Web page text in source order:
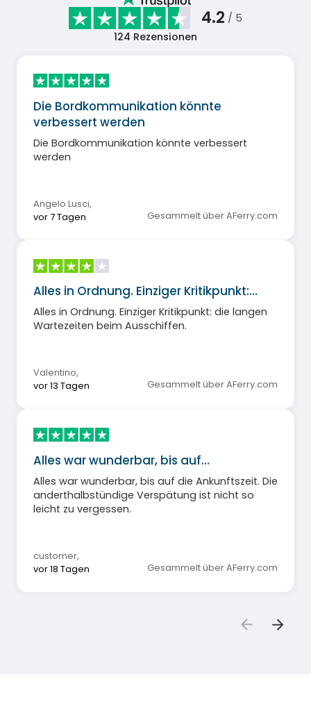
4.2 / 5
124 Rezensionen
Die Bordkommunikation könnte
verbessert werden
Die Bordkommunikation könnte verbessert
werden
Angelo Lusci,
vor 7 Tagen
Gesammelt über AFerry.com
Alles in Ordnung. Einziger Kritikpunkt:…
Alles in Ordnung. Einziger Kritikpunkt: die langen
Wartezeiten beim Ausschiffen.
Valentino,
vor 13 Tagen
Gesammelt über AFerry.com
Alles war wunderbar, bis auf…
Alles war wunderbar, bis auf die Ankunftszeit. Die
anderthalbstündige Verspätung ist nicht so
leicht zu vergessen.
customer,
vor 18 Tagen
Gesammelt über AFerry.com